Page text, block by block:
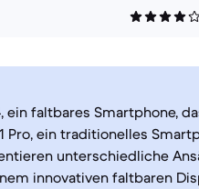
ein faltbares Smartphone,
Pro, ein traditionelles
unterschiedliche
innovativen faltbaren